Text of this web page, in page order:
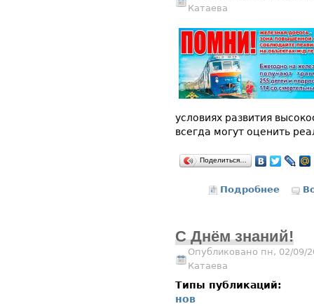
Катаева
условиях развития
всегда могут оценить
Поделиться…
Подробнее о
С Днём знаний!
Опубликовано пн, 02/09/
Катаева
Типы публикаций:
нов